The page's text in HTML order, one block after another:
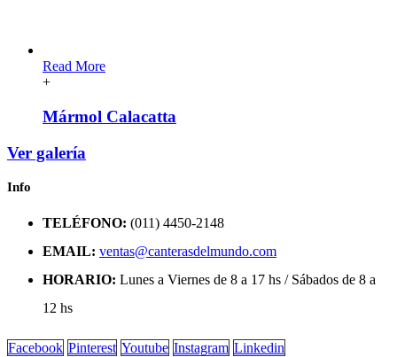
Read More
+
Mármol Calacatta
Ver galería
Info
TELÉFONO: (011) 4450-2148
EMAIL: ventas@canterasdelmundo.com
HORARIO: Lunes a Viernes de 8 a 17 hs / Sábados de 8 a
12 hs
Facebook Pinterest Youtube Instagram Linkedin